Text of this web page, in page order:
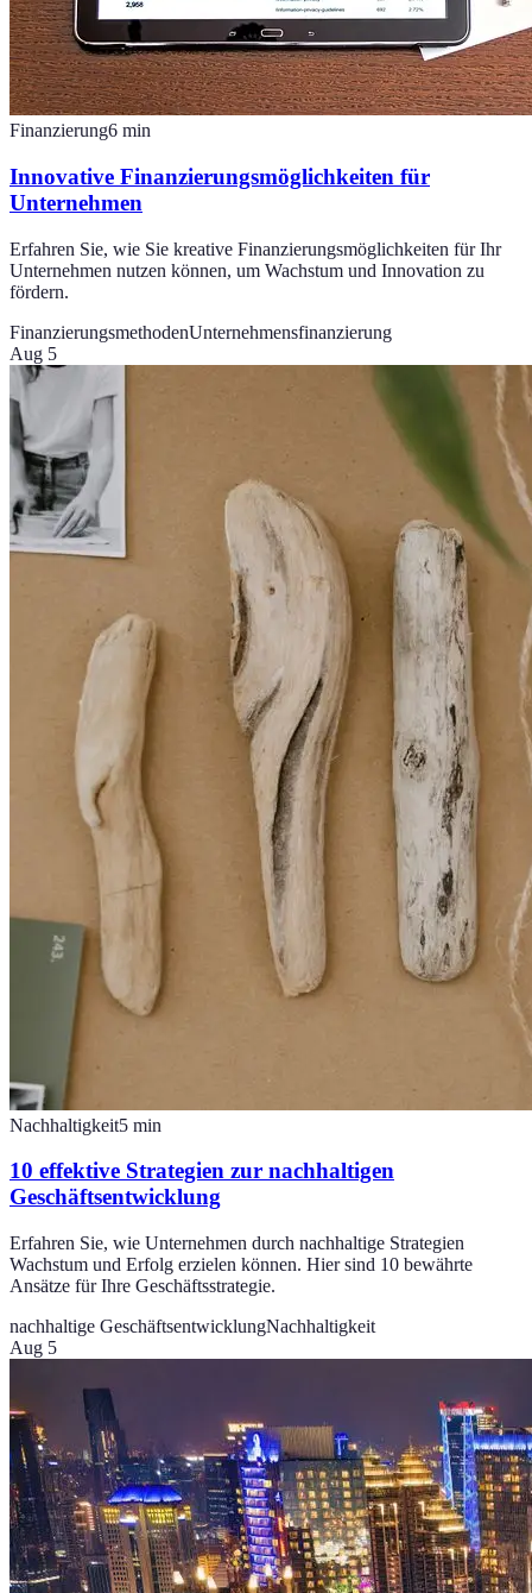
Finanzierung6 min
Innovative Finanzierungsmöglichkeiten für
Unternehmen
Erfahren Sie, wie Sie kreative Finanzierungsmöglichkeiten für Ihr
Unternehmen nutzen können, um Wachstum und Innovation zu
fördern.
FinanzierungsmethodenUnternehmensfinanzierung
Aug 5
Nachhaltigkeit5 min
10 effektive Strategien zur nachhaltigen
Geschäftsentwicklung
Erfahren Sie, wie Unternehmen durch nachhaltige Strategien
Wachstum und Erfolg erzielen können. Hier sind 10 bewährte
Ansätze für Ihre Geschäftsstrategie.
nachhaltige GeschäftsentwicklungNachhaltigkeit
Aug 5